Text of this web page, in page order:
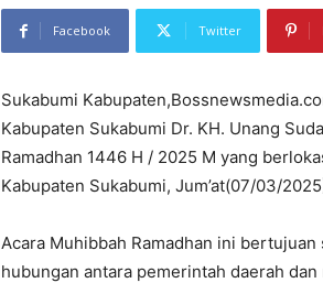
Facebook Twitter
Sukabumi
Kabupaten Sukabumi Dr. KH. Unang
Ramadhan 1446 H / 2025 M yang
Kabupaten Sukabumi, Jum’at(07/03/
Acara Muhibbah Ramadhan ini
hubungan antara pemerintah daerah